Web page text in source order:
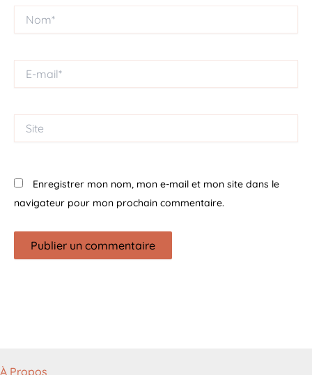
mail*
Enregistrer mon nom, mon e-mail et mon site dans le
navigateur pour mon prochain commentaire.
À Propos